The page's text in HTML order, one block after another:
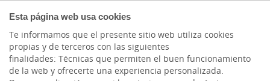
Esta página web usa cookies
Te informamos que el presente sitio web utiliza cookies
propias y de terceros con las siguientes
finalidades: Técnicas que permiten el buen funcionamiento
de la web y ofrecerte una experiencia personalizada.
Actualidad